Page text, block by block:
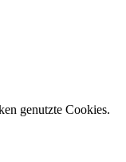
genutzte Cookies.